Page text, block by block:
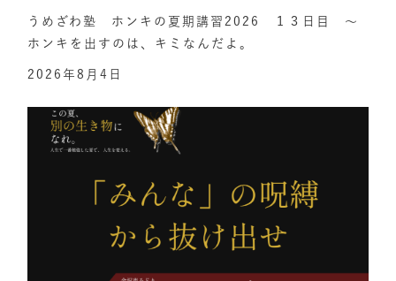
うめざわ塾 ホンキの夏期講習2026 １３日目 ～
ホンキを出すのは、キミなんだよ。
2026年8月4日